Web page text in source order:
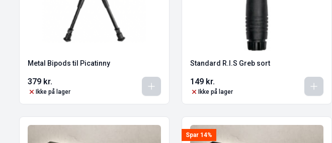
Metal Bipods til Picatinny
379 kr.
Ikke på lager
Standard R.I.S Greb sort
149 kr.
Ikke på lager
Spar 14%